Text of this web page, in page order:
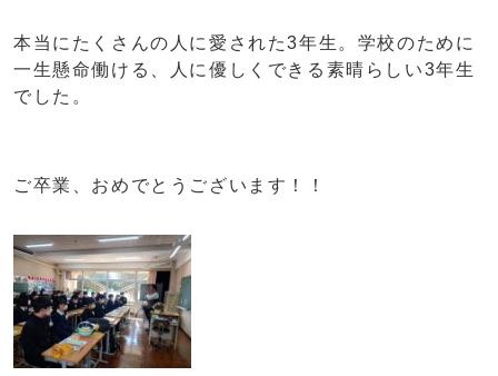
本当にたくさんの人に愛された3年生。学校のために
一生懸命働ける、人に優しくできる素晴らしい3年生
でした。
ご卒業、おめでとうございます！！